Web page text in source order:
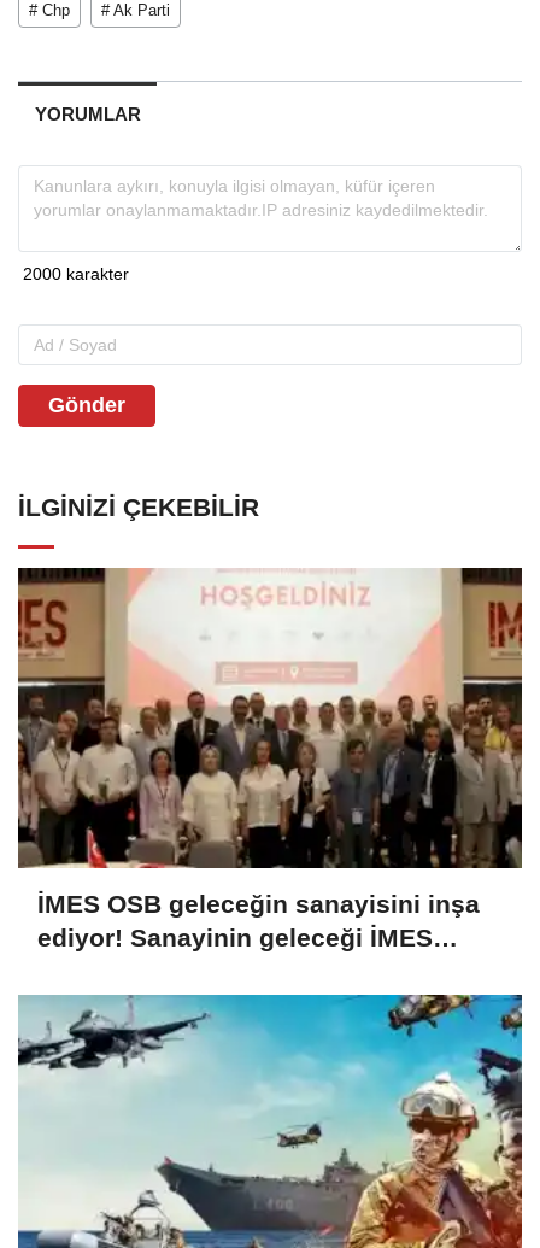
# Chp # Ak Parti
YORUMLAR
Gönder
İLGINIZI ÇEKEBILIR
İMES OSB geleceğin sanayisini inşa
ediyor! Sanayinin geleceği İMES